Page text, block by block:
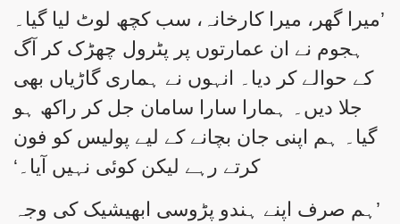
’میرا گھر، میرا کارخانہ، سب کچھ لوٹ لیا گیا۔
ہجوم نے ان عمارتوں پر پٹرول چھڑک کر آگ
کے حوالے کر دیا۔ انہوں نے ہماری گاڑیاں بھی
جلا دیں۔ ہمارا سارا سامان جل کر راکھ ہو
گیا۔ ہم اپنی جان بچانے کے لیے پولیس کو فون
کرتے رہے لیکن کوئی نہیں آیا۔‘
’ہم صرف اپنے ہندو پڑوسی ابھیشیک کی وجہ